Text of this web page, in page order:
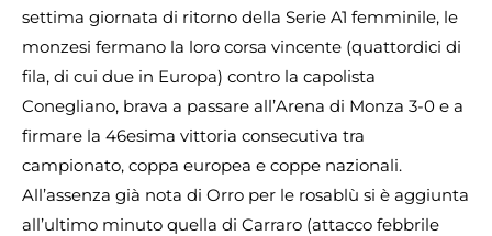
settima giornata di ritorno della Serie A1 femminile, le
monzesi fermano la loro corsa vincente (quattordici di
fila, di cui due in Europa) contro la capolista
Conegliano, brava a passare all’Arena di Monza 3-0 e a
firmare la 46esima vittoria consecutiva tra
campionato, coppa europea e coppe nazionali.
All’assenza già nota di Orro per le rosablù si è aggiunta
all’ultimo minuto quella di Carraro (attacco febbrile